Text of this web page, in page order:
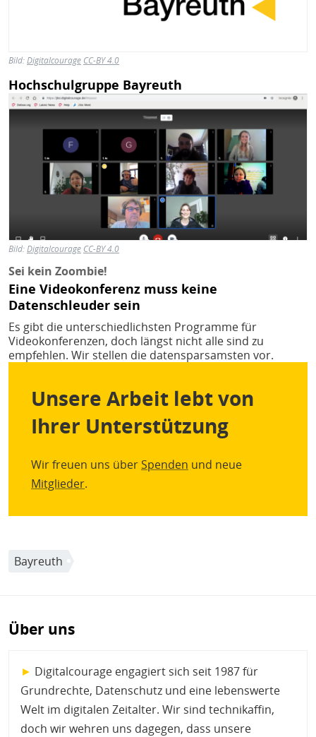
Bild:Digitalcourage CC-BY 4.0
Hochschulgruppe Bayreuth
Bild
Bild:Digitalcourage CC-BY 4.0
Sei kein Zoombie!
Eine Videokonferenz muss keine
Datenschleuder sein
Es gibt die unterschiedlichsten Programme für
Videokonferenzen, doch längst nicht alle sind zu
empfehlen. Wir stellen die datensparsamsten vor.
Unsere Arbeit lebt von
Ihrer Unterstützung
Wir freuen uns über Spenden und neue
Mitglieder.
Bayreuth
Über uns
► Digitalcourage engagiert sich seit 1987 für
Grundrechte, Datenschutz und eine lebenswerte
Welt im digitalen Zeitalter. Wir sind technikaffin,
doch wir wehren uns dagegen, dass unsere